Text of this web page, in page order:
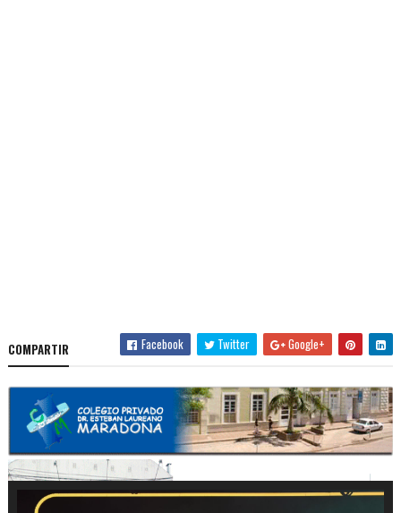
COMPARTIR Facebook Twitter Google+